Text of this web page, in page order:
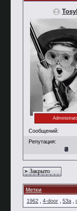
Сообщений:
Репутация:
Закрыто
Метки
1962
4-door 53а